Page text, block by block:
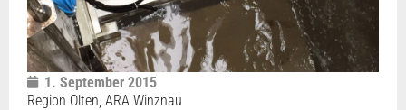
1. September 2015
Region Olten, ARA Winznau